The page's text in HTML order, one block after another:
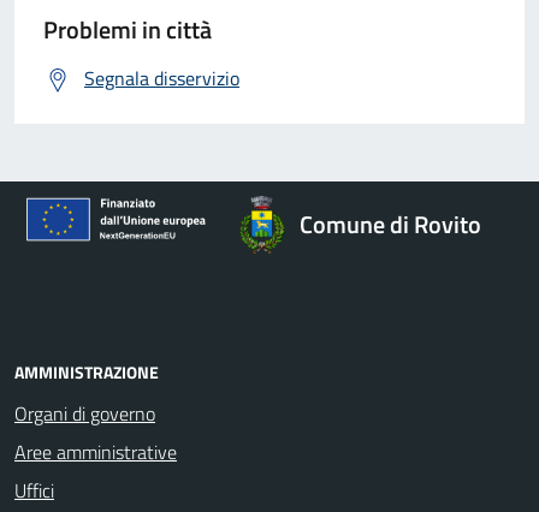
Problemi in città
Segnala disservizio
Comune di Rovito
AMMINISTRAZIONE
Organi di governo
Aree amministrative
Uffici